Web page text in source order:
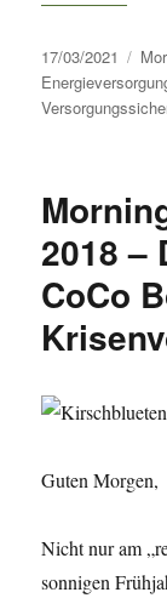
Veröffentlicht
am
17/03/2021
2018 –
CoCo
Guten Morgen,
Nicht nur am
sonnigen